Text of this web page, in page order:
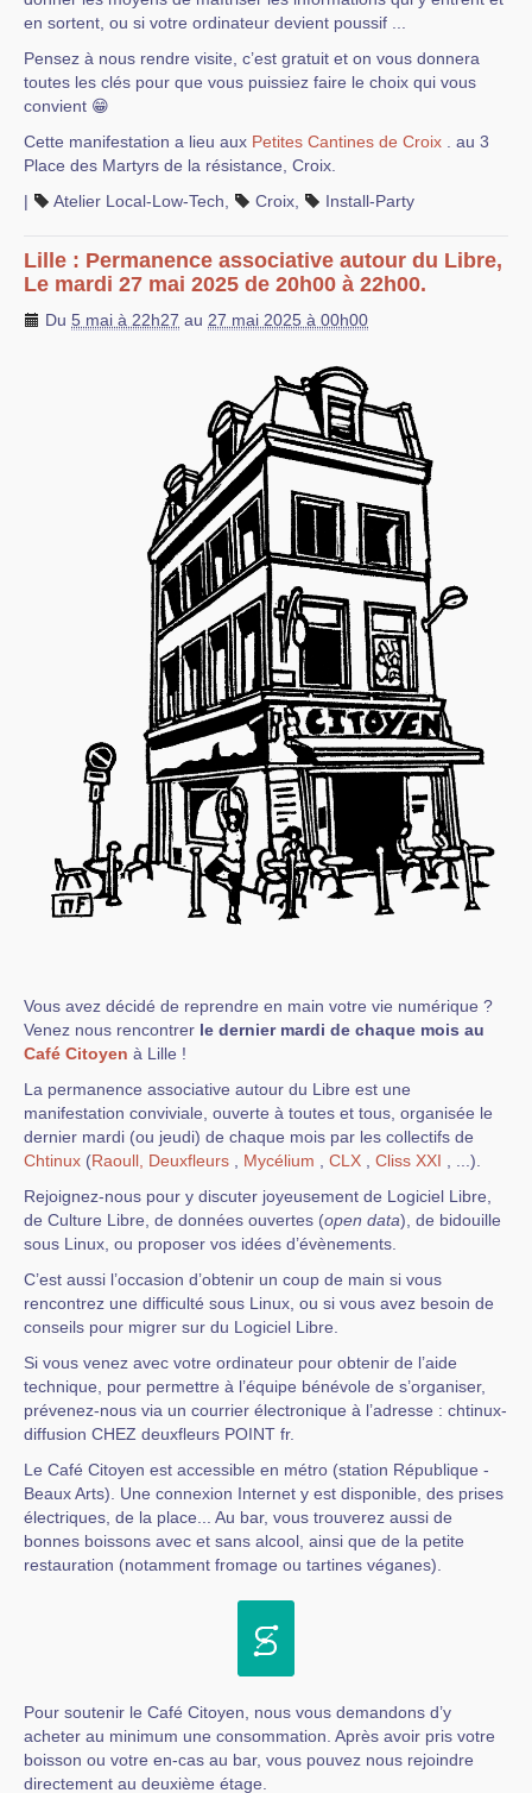
en sortent, ou si votre ordinateur devient poussif ...
Pensez à nous rendre visite, c’est gratuit et on vous donnera
toutes les clés pour que vous puissiez faire le choix qui vous
convient 😁
Cette manifestation a lieu aux Petites Cantines de Croix . au 3
Place des Martyrs de la résistance, Croix.
|
Atelier Local-Low-Tech Croix Install-Party
Lille : Permanence associative autour du Libre,
Le mardi 27 mai 2025 de 20h00 à 22h00.
Du 5 mai à 22h27 au 27 mai 2025 à 00h00
Vous avez décidé de reprendre en main votre vie numérique ?
Venez nous rencontrer le dernier mardi de chaque mois au
Café Citoyen à Lille !
La permanence associative autour du Libre est une
manifestation conviviale, ouverte à toutes et tous, organisée le
dernier mardi (ou jeudi) de chaque mois par les collectifs de
Chtinux (Raoull, Deuxfleurs Mycélium CLX Cliss XXI , ...).
Rejoignez-nous pour y discuter joyeusement de Logiciel Libre,
de Culture Libre, de données ouvertes (open data), de bidouille
sous Linux, ou proposer vos idées d’évènements.
C’est aussi l’occasion d’obtenir un coup de main si vous
rencontrez une difficulté sous Linux, ou si vous avez besoin de
conseils pour migrer sur du Logiciel Libre.
Si vous venez avec votre ordinateur pour obtenir de l’aide
technique, pour permettre à l’équipe bénévole de s’organiser,
prévenez-nous via un courrier électronique à l’adresse : chtinux-
diffusion CHEZ deuxfleurs POINT fr.
Le Café Citoyen est accessible en métro (station République -
Beaux Arts). Une connexion Internet y est disponible, des prises
électriques, de la place... Au bar, vous trouverez aussi de
bonnes boissons avec et sans alcool, ainsi que de la petite
restauration (notamment fromage ou tartines véganes).
Pour soutenir le Café Citoyen, nous vous demandons d’y
acheter au minimum une consommation. Après avoir pris votre
boisson ou votre en-cas au bar, vous pouvez nous rejoindre
directement au deuxième étage.